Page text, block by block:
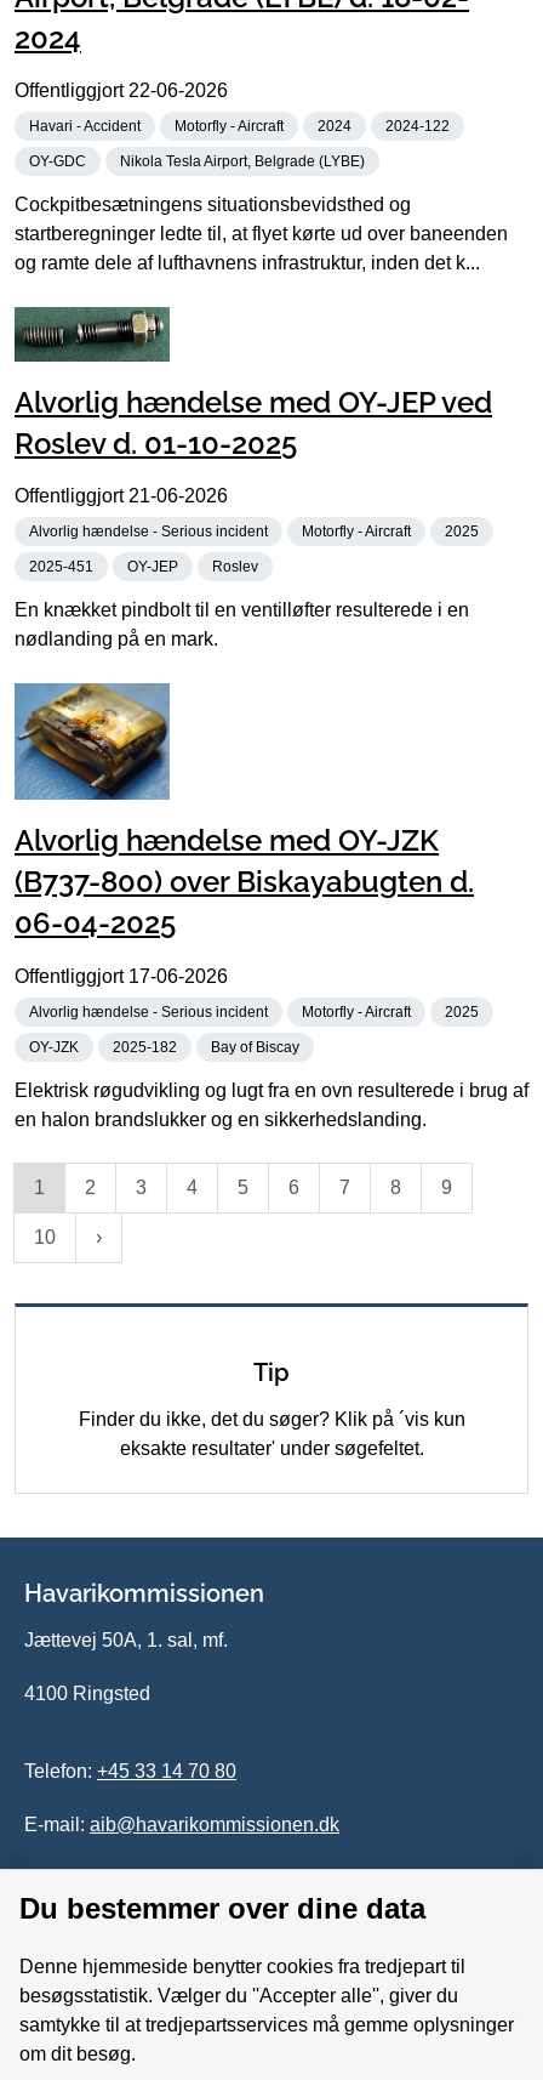
2024
Offentliggjort 22-06-2026
Havari - Accident Motorfly - Aircraft 2024 2024-122
OY-GDC Nikola Tesla Airport, Belgrade (LYBE)
Cockpitbesætningens situationsbevidsthed og
startberegninger ledte til, at flyet kørte ud over baneenden
og ramte dele af lufthavnens infrastruktur, inden det k...
Alvorlig hændelse med OY-JEP ved
Roslev d. 01-10-2025
Offentliggjort 21-06-2026
Alvorlig hændelse - Serious incident Motorfly - Aircraft 2025
2025-451 OY-JEP Roslev
En knækket pindbolt til en ventilløfter resulterede i en
nødlanding på en mark.
Alvorlig hændelse med OY-JZK
(B737-800) over Biskayabugten d.
06-04-2025
Offentliggjort 17-06-2026
Alvorlig hændelse - Serious incident Motorfly - Aircraft 2025
OY-JZK 2025-182 Bay of Biscay
Elektrisk røgudvikling og lugt fra en ovn resulterede i brug af
en halon brandslukker og en sikkerhedslanding.
1 2 3 4 5 6 7 8 9
10
Tip
Finder du ikke, det du søger? Klik på ´vis kun
eksakte resultater' under søgefeltet.
Havarikommissionen
Jættevej 50A, 1. sal, mf.
4100 Ringsted
Telefon: +45 33 14 70 80
E-mail: aib@havarikommissionen.dk
Tilgængelighedserklæring
Whistleblowerordning
Følg os på YouTube
Du bestemmer over dine data
Denne hjemmeside benytter cookies fra tredjepart til
besøgsstatistik. Vælger du ''Accepter alle'', giver du
samtykke til at tredjepartsservices må gemme oplysninger
om dit besøg.